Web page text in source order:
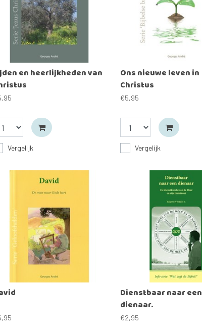
en heerlijkheden van
Vergelijk
Ons nieuwe leven in
Christus
€5,95
Vergelijk
Dienstbaar naar een
dienaar.
€2,95